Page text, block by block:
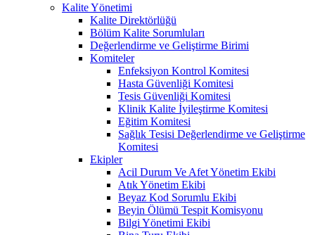
Kalite Yönetimi
Kalite Direktörlüğü
Bölüm Kalite Sorumluları
Değerlendirme ve Geliştirme Birimi
Komiteler
Enfeksiyon Kontrol Komitesi
Hasta Güvenliği Komitesi
Tesis Güvenliği Komitesi
Klinik Kalite İyileştirme Komitesi
Eğitim Komitesi
Sağlık Tesisi Değerlendirme ve Geliştirme
Komitesi
Ekipler
Acil Durum Ve Afet Yönetim Ekibi
Atık Yönetim Ekibi
Beyaz Kod Sorumlu Ekibi
Beyin Ölümü Tespit Komisyonu
Bilgi Yönetimi Ekibi